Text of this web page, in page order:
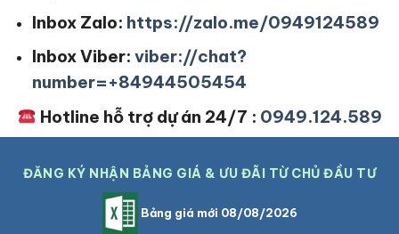
Inbox Zalo: https://zalo.me/0949124589
Inbox Viber: viber://chat?
number=+84944505454
Hotline hỗ trợ dự án 24/7 : 0949.124.589
ĐĂNG KÝ NHẬN BẢNG GIÁ & ƯU ĐÃI TỪ CHỦ ĐẦU TƯ
Bảng giá mới 08/08/2026